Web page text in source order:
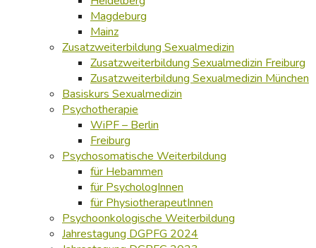
Magdeburg
Mainz
Zusatzweiterbildung Sexualmedizin
Zusatzweiterbildung Sexualmedizin Freiburg
Zusatzweiterbildung Sexualmedizin München
Basiskurs Sexualmedizin
Psychotherapie
WiPF – Berlin
Freiburg
Psychosomatische Weiterbildung
für Hebammen
für PsychologInnen
für PhysiotherapeutInnen
Psychoonkologische Weiterbildung
Jahrestagung DGPFG 2024